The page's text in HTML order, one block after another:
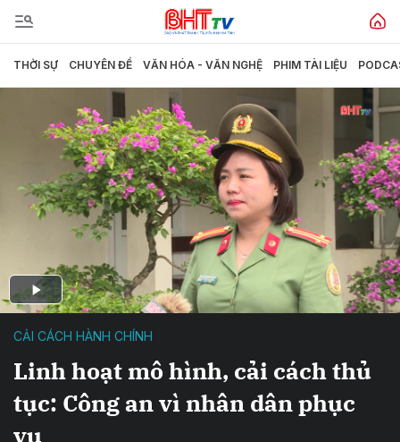
THỜI SỰ CHUYÊN ĐỀ VĂN HÓA - VĂN NGHỆ PHIM TÀI LIỆU
CẢI CÁCH HÀNH CHÍNH
Linh hoạt mô hình, cải cách thủ
tục: Công an vì nhân dân phục
vụ